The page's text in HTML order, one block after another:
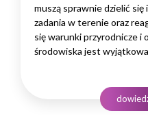
muszą sprawnie dzielić
zadania w terenie oraz
się warunki przyrodnicze i
środowiska jest
podejmowania decyzji. W
to nie pojedyncze